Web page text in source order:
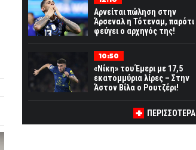
Αρνείται πώληση στην
Άρσεναλ η Τότεναμ, παρότι
φεύγει ο αρχηγός της!
10:50
«Νίκη» του Έμερι με 17,5
εκατομμύρια λίρες – Στην
Άστον Βίλα ο Ρουτζέρι!
ΠΕΡΙΣΣΟΤΕΡΑ